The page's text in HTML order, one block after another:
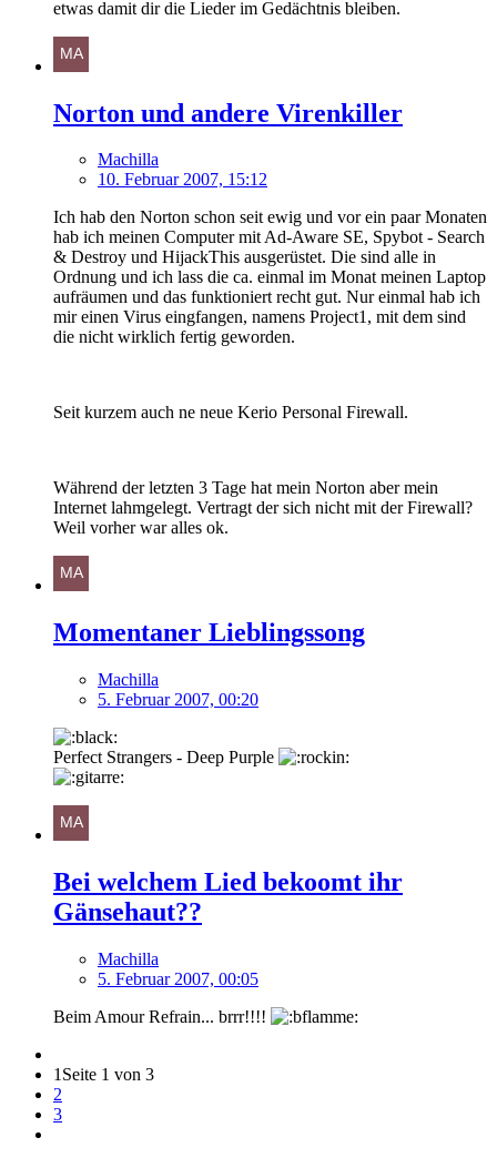
etwas damit dir die Lieder im Gedächtnis bleiben.
Norton und andere Virenkiller
Machilla
10. Februar 2007, 15:12
Ich hab den Norton schon seit ewig und vor ein paar Monaten
hab ich meinen Computer mit Ad-Aware SE, Spybot - Search
& Destroy und HijackThis ausgerüstet. Die sind alle in
Ordnung und ich lass die ca. einmal im Monat meinen Laptop
aufräumen und das funktioniert recht gut. Nur einmal hab ich
mir einen Virus eingfangen, namens Project1, mit dem sind
die nicht wirklich fertig geworden.
Seit kurzem auch ne neue Kerio Personal Firewall.
Während der letzten 3 Tage hat mein Norton aber mein
Internet lahmgelegt. Vertragt der sich nicht mit der Firewall?
Weil vorher war alles ok.
Momentaner Lieblingssong
Machilla
5. Februar 2007, 00:20
Perfect Strangers - Deep Purple
Bei welchem Lied bekoomt ihr
Gänsehaut??
Machilla
5. Februar 2007, 00:05
Beim Amour Refrain... brrr!!!!
1 Seite 1 von 3
2
3